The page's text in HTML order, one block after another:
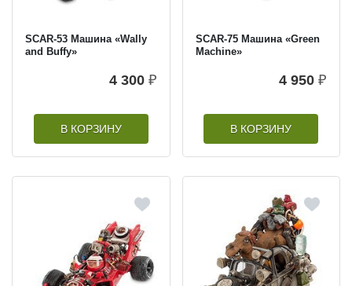
SCAR-53 Машина «Wally
and Buffy»
4 300 ₽
В КОРЗИНУ
SCAR-75 Машина «Green
Machine»
4 950 ₽
В КОРЗИНУ